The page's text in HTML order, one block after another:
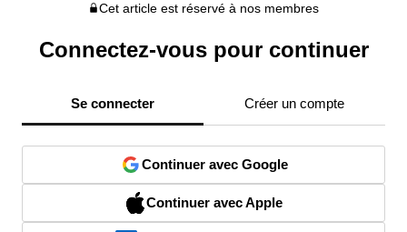
Cet article est réservé à nos membres
Connectez-vous pour continuer
Se connecter Créer un compte
Continuer avec Google
Continuer avec Apple